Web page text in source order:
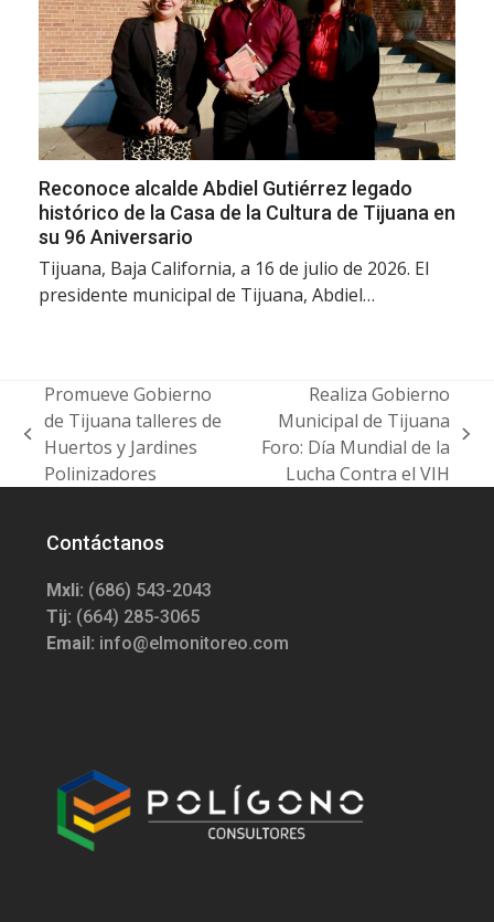
Reconoce alcalde Abdiel Gutiérrez legado
histórico de la Casa de la Cultura de Tijuana en
su 96 Aniversario
Tijuana, Baja California, a 16 de julio de 2026. El
presidente municipal de Tijuana, Abdiel…
previous
post:
Promueve Gobierno
de Tijuana talleres de
Huertos y Jardines
Polinizadores
next
post:
Realiza Gobierno
Municipal de Tijuana
Foro: Día Mundial de la
Lucha Contra el VIH
Contáctanos
Mxli: (686) 543-2043
Tij: (664) 285-3065
Email: info@elmonitoreo.com